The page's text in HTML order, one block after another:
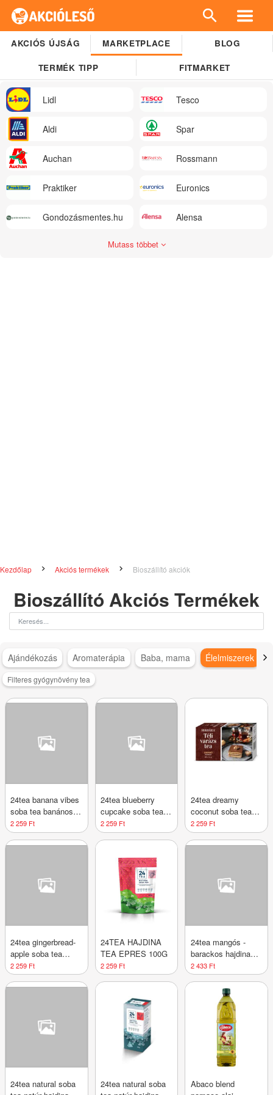
AKCIÓS ÚJSÁG MARKETPLACE BLOG
TERMÉK TIPP FITMARKET
Lidl Tesco
Aldi Spar
Auchan Rossmann
Praktiker Euronics
Gondozásmentes.hu Alensa
Mutass többet
Kezdőlap Akciós termékek Bioszállító akciók
Bioszállító Akciós Termékek
Ajándékozás Aromaterápia Baba, mama Élelmiszerek
Filteres gyógynövény tea
24tea banana vibes
soba tea banános
hajdina tea 100 g
2 259 Ft
24tea blueberry
cupcake soba tea
áfonyás hajdina tea
100 g
2 259 Ft
24tea dreamy
coconut soba tea
kókuszos hajdina
tea 100 g
2 259 Ft
24tea gingerbread-
apple soba tea
alma-mézeskalács
hajdina tea 100 g
2 259 Ft
24TEA HAJDINA
TEA EPRES 100G
2 259 Ft
24tea mangós -
barackos hajdina
tea 100 g
2 433 Ft
24tea natural soba
24tea natural soba
Abaco blend